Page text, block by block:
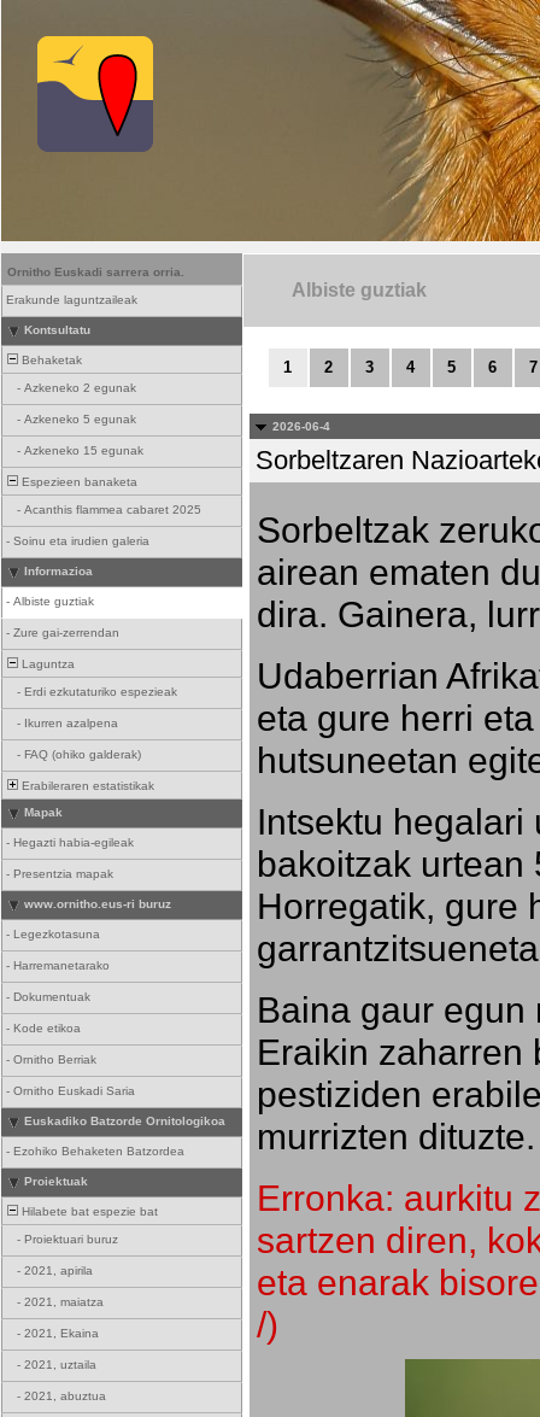
Ornitho Euskadi sarrera orria.
Erakunde laguntzaileak
Kontsultatu
Behaketak
- Azkeneko 2 egunak
- Azkeneko 5 egunak
- Azkeneko 15 egunak
Espezieen banaketa
- Acanthis flammea cabaret 2025
- Soinu eta irudien galeria
Informazioa
- Albiste guztiak
- Zure gai-zerrendan
Laguntza
- Erdi ezkutaturiko espezieak
- Ikurren azalpena
- FAQ (ohiko galderak)
Erabileraren estatistikak
Mapak
- Hegazti habia-egileak
- Presentzia mapak
www.ornitho.eus-ri buruz
- Legezkotasuna
- Harremanetarako
- Dokumentuak
- Kode etikoa
- Ornitho Berriak
- Ornitho Euskadi Saria
Euskadiko Batzorde Ornitologikoa
- Ezohiko Behaketen Batzordea
Proiektuak
Hilabete bat espezie bat
- Proiektuari buruz
- 2021, apirila
- 2021, maiatza
- 2021, Ekaina
- 2021, uztaila
- 2021, abuztua
Albiste guztiak
1 2 3 4 5 6 7
2026-06-4
Sorbeltzaren
Sorbeltzak
airean ematen
dira. Gainera,
Udaberrian
eta gure herri
hutsuneetan
Intsektu hegalari
bakoitzak urtean
Horregatik, gure
Baina gaur egun
Eraikin zaharren
pestiziden
murrizten dituzte.
Erronka: aurkitu
sartzen diren,
eta enarak
/)